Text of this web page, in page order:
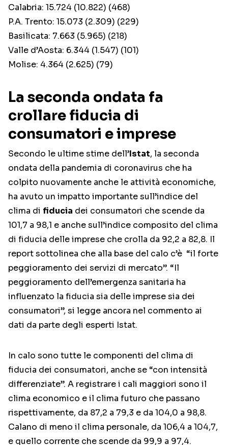
Calabria: 15.724 (10.822) (468)
P.A. Trento: 15.073 (2.309) (229)
Basilicata: 7.663 (5.965) (218)
Valle d’Aosta: 6.344 (1.547) (101)
Molise: 4.364 (2.625) (79)
La seconda ondata fa
crollare fiducia di
consumatori e imprese
Secondo le ultime stime dell’Istat, la seconda
ondata della pandemia di coronavirus che ha
colpito nuovamente anche le attività economiche,
ha avuto un impatto importante sull’indice del
clima di fiducia dei consumatori che scende da
101,7 a 98,1 e anche sull’indice composito del clima
di fiducia delle imprese che crolla da 92,2 a 82,8. Il
report sottolinea che alla base del calo c’è “il forte
peggioramento dei servizi di mercato”. “Il
peggioramento dell’emergenza sanitaria ha
influenzato la fiducia sia delle imprese sia dei
consumatori”, si legge ancora nel commento ai
dati da parte degli esperti Istat.
In calo sono tutte le componenti del clima di
fiducia dei consumatori, anche se “con intensità
differenziate”. A registrare i cali maggiori sono il
clima economico e il clima futuro che passano
rispettivamente, da 87,2 a 79,3 e da 104,0 a 98,8.
Calano di meno il clima personale, da 106,4 a 104,7,
e quello corrente che scende da 99,9 a 97,4.